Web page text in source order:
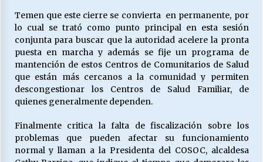
Temen que este cierre se convierta en permanente, por
lo cual se trató como punto principal en esta sesión
conjunta para buscar que la autoridad acelere la pronta
puesta en marcha y además se fije un programa de
mantención de estos Centros de Comunitarios de Salud
que están más cercanos a la comunidad y permiten
descongestionar los Centros de Salud Familiar, de
quienes generalmente dependen.
Finalmente critica la falta de fiscalización sobre los
problemas que pueden afectar su funcionamiento
normal y llaman a la Presidenta del COSOC, alcaldesa